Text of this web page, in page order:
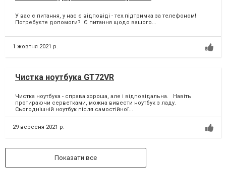
У вас є питання, у нас є відповіді - тех.підтримка за телефоном! ⁣
Потребуєте допомоги? ⁣ Є питання щодо вашого...
1 жовтня 2021 р.
Чистка ноутбука GT72VR
Чистка ноутбука - справа хороша, але і відповідальна. Навіть
протираючи серветками, можна вивести ноутбук з ладу.
Сьогоднішній ноутбук після самостійної...
29 вересня 2021 р.
Показати все